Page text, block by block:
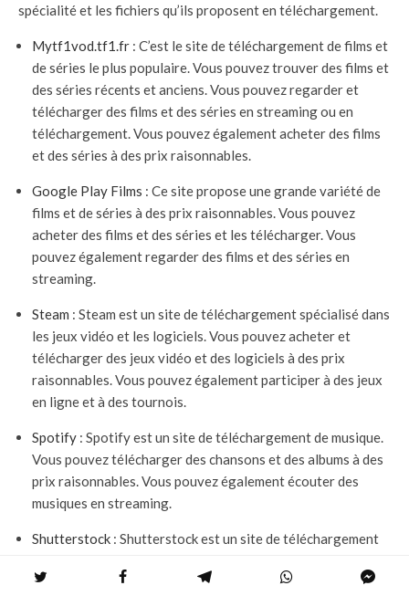
spécialité et les fichiers qu’ils proposent en téléchargement.
Mytf1vod.tf1.fr : C’est le site de téléchargement de films et
de séries le plus populaire. Vous pouvez trouver des films et
des séries récents et anciens. Vous pouvez regarder et
télécharger des films et des séries en streaming ou en
téléchargement. Vous pouvez également acheter des films
et des séries à des prix raisonnables.
Google Play Films : Ce site propose une grande variété de
films et de séries à des prix raisonnables. Vous pouvez
acheter des films et des séries et les télécharger. Vous
pouvez également regarder des films et des séries en
streaming.
Steam : Steam est un site de téléchargement spécialisé dans
les jeux vidéo et les logiciels. Vous pouvez acheter et
télécharger des jeux vidéo et des logiciels à des prix
raisonnables. Vous pouvez également participer à des jeux
en ligne et à des tournois.
Spotify : Spotify est un site de téléchargement de musique.
Vous pouvez télécharger des chansons et des albums à des
prix raisonnables. Vous pouvez également écouter des
musiques en streaming.
Shutterstock : Shutterstock est un site de téléchargement
des images et des vidéos à des prix raisonnables et les